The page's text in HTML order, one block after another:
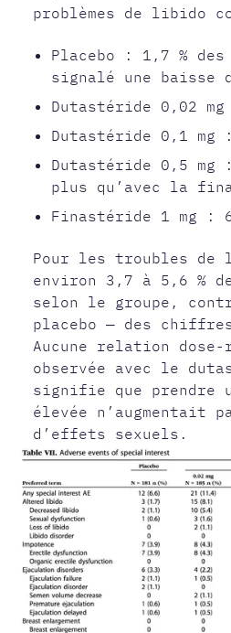
problèmes de libido
Placebo : 1,7 %
signalé une baisse
Dutastéride 0,02
Dutastéride 0,1 mg
Dutastéride 0,5 mg
plus qu’avec la
Finastéride 1 mg :
Pour les troubles de
environ 3,7 à 5,6 %
selon le groupe,
placebo — des
Aucune relation dose-
observée avec le
signifie que prendre
élevée n’augmentait
d’effets sexuels.